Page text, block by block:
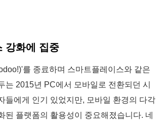
강화에 집중
를 종료하며 스마트플레이스와 같은
2015년 PC에서 모바일로 전환되던 시
들에게 인기 있었지만, 모바일 환경의 다각
된 플랫폼의 활용성이 중요해졌습니다. 네